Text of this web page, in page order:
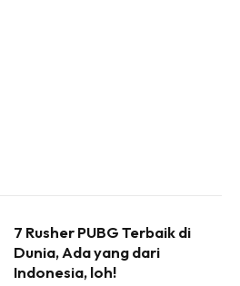
7 Rusher PUBG Terbaik di
Dunia, Ada yang dari
Indonesia, loh!